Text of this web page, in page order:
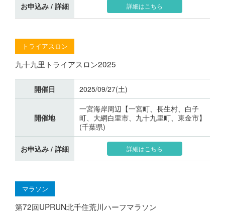
お申込み / 詳細 詳細はこちら
トライアスロン
九十九里トライアスロン2025
開催日 2025/09/27(土)
開催地
一宮海岸周辺【一宮町、長生村、白子
町、大網白里市、九十九里町、東金市】
(千葉県)
お申込み / 詳細 詳細はこちら
マラソン
第72回UPRUN北千住荒川ハーフマラソン